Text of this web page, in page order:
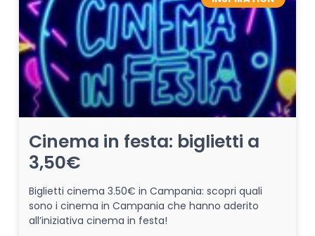
Cinema in festa: biglietti a
3,50€
Biglietti cinema 3.50€ in Campania: scopri quali
sono i cinema in Campania che hanno aderito
all’iniziativa cinema in festa!